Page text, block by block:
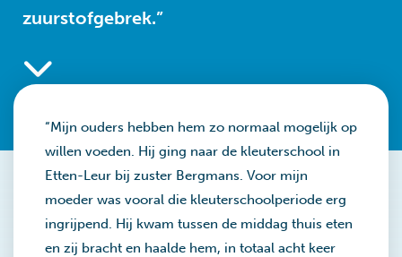
zuurstofgebrek.”
“Mijn ouders hebben hem zo normaal mogelijk op
willen voeden. Hij ging naar de kleuterschool in
Etten-Leur bij zuster Bergmans. Voor mijn
moeder was vooral die kleuterschoolperiode erg
ingrijpend. Hij kwam tussen de middag thuis eten
en zij bracht en haalde hem, in totaal acht keer